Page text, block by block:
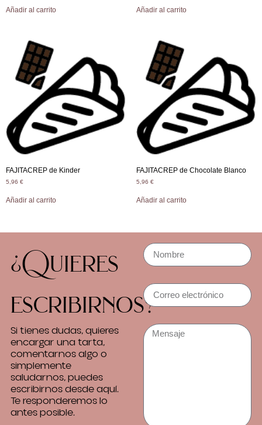
Añadir al carrito Añadir al carrito
FAJITACREP de Kinder
5,96 €
Añadir al carrito
FAJITACREP de Chocolate Blanco
5,96 €
Añadir al carrito
¿Quieres
escribirnos?
Si tienes dudas, quieres
encargar una tarta,
comentarnos algo o
simplemente
saludarnos, puedes
escribirnos desde aquí.
Te responderemos lo
antes posible.